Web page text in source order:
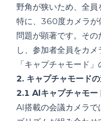
野角が狭いため、全員
特に、360度カメラが
問題が顕著です。そ
し、参加者全員をカ
「キャプチャモード
2. キャプチャモード
2.1 AIキャプチャモー
AI搭載の会議カメラ